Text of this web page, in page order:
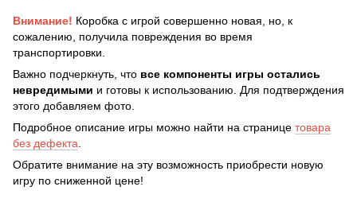
Внимание! Коробка с игрой совершенно новая, но, к
сожалению, получила повреждения во время
транспортировки.
Важно подчеркнуть, что все компоненты игры остались
невредимыми и готовы к использованию. Для подтверждения
этого добавляем фото.
Подробное описание игры можно найти на странице товара
без дефекта
Обратите внимание на эту возможность приобрести новую
игру по сниженной цене!